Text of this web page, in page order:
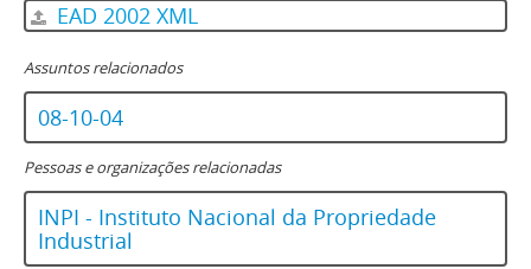
EAD 2002 XML
Assuntos relacionados
08-10-04
Pessoas e organizações relacionadas
INPI - Instituto Nacional da Propriedade
Industrial